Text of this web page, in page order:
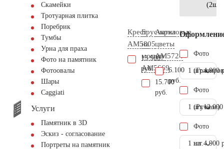
Скамейки
Тротуарная плитка
Поребрик
Тумбы
Урна для праха
Фото на памятник
Фотоовалы
Шары
Сaggiati
Услуги
Памятник в 3D
Эскиз - согласование
Портреты на памятник
Крест
AM5805
13.900
руб.
Брусчатка
на
могилу
AM5669
15.700
руб.
Акриловые
цветы
AM5724
6.100
руб.
(2шт)
Фото
1 шт.4.900
Фото
(Ручное)
1 шт.
Фото
на
1 шт. 4.900